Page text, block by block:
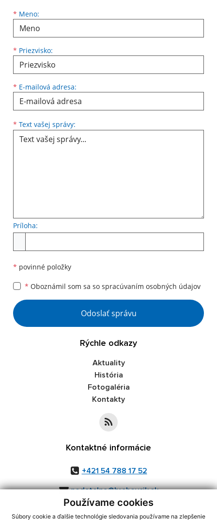
Používame cookies
Súbory cookie a ďalšie technológie sledovania používame na zlepšenie
* Meno:
Meno
* Priezvisko:
Priezvisko
* E-mailová adresa:
E-mailová adresa
* Text vašej správy:
Príloha:
* povinné položky
* Oboznámil som sa so spracúvaním osobných údajov
Google reCaptcha Response
Odoslať správu
Rýchle odkazy
Aktuality
História
Fotogaléria
Kontakty
Kontaktné informácie
+421 54 788 17 52
podatelna@hrabovcik.sk